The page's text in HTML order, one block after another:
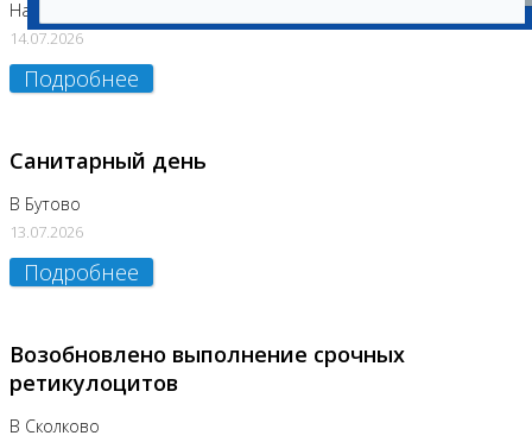
На Нагорной (Код 157)
14.07.2026
Подробнее
Санитарный день
В Бутово
13.07.2026
Подробнее
Возобновлено выполнение срочных
ретикулоцитов
В Сколково